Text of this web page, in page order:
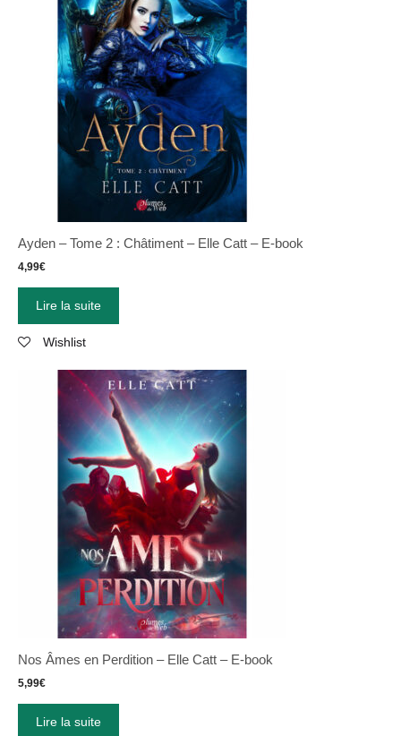
Ayden – Tome 2 : Châtiment – Elle Catt – E-book
4,99€
Lire la suite
Wishlist
Nos Âmes en Perdition – Elle Catt – E-book
5,99€
Lire la suite